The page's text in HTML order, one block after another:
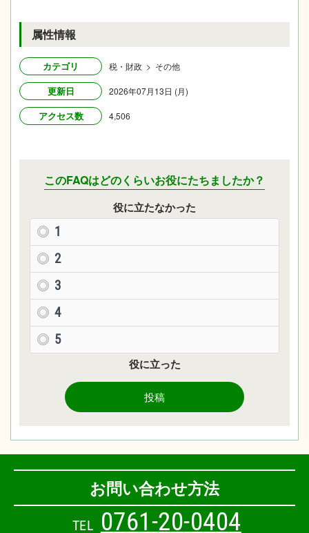
属性情報
カテゴリ 税・財政 > その他
更新日 2026年07月13日 (月)
アクセス数 4,506
このFAQはどのくらいお役にたちましたか？
役に立たなかった
1
2
3
4
5
役に立った
投稿
お問い合わせ方法
TEL 0761-20-0404